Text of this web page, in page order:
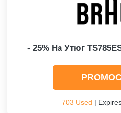
- 25% На Утюг
703 Used |